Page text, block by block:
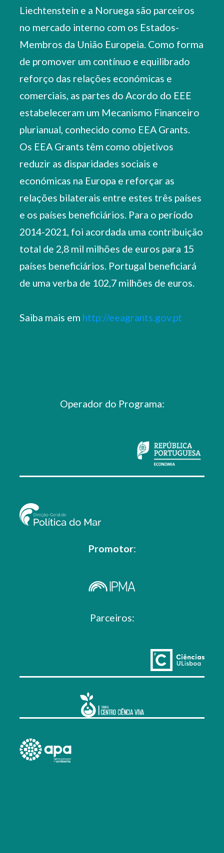
Liechtenstein e a Noruega são parceiros
no mercado interno com os Estados-
Membros da União Europeia. Como forma
de promover um contínuo e equilibrado
reforço das relações económicas e
comerciais, as partes do Acordo do EEE
estabeleceram um Mecanismo Financeiro
plurianual, conhecido como EEA Grants.
Os EEA Grants têm como objetivos
reduzir as disparidades sociais e
económicas na Europa e reforçar as
relações bilaterais entre estes três países
e os países beneficiários. Para o período
2014-2021, foi acordada uma contribuição
total de 2,8 mil milhões de euros para 15
países beneficiários. Portugal beneficiará
de uma verba de 102,7 milhões de euros.
Saiba mais em http://eeagrants.gov.pt
Operador do Programa:
Promotor:
Parceiros: